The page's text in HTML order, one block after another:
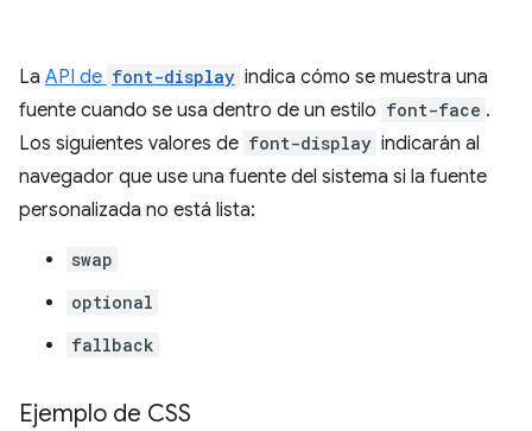
La API de font-display indica cómo se muestra una
fuente cuando se usa dentro de un estilo font-face .
Los siguientes valores de font-display indicarán al
navegador que use una fuente del sistema si la fuente
personalizada no está lista:
swap
optional
fallback
Ejemplo de CSS